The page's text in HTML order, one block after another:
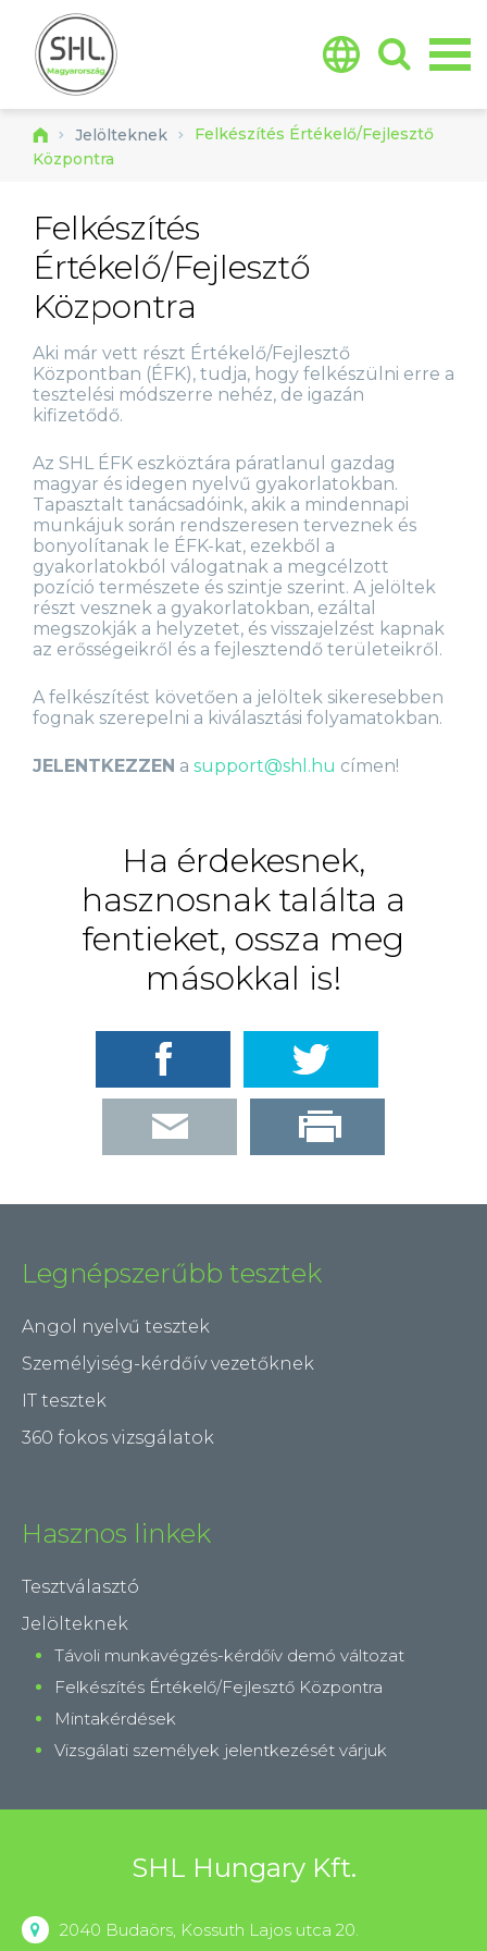
Jelölteknek
Felkészítés Értékelő/Fejlesztő
Központra
Felkészítés
Értékelő/Fejlesztő
Központra
Aki már vett részt Értékelő/Fejlesztő
Központban (ÉFK), tudja, hogy felkészülni erre a
tesztelési módszerre nehéz, de igazán
kifizetődő.
Az SHL ÉFK eszköztára páratlanul gazdag
magyar és idegen nyelvű gyakorlatokban.
Tapasztalt tanácsadóink, akik a mindennapi
munkájuk során rendszeresen terveznek és
bonyolítanak le ÉFK-kat, ezekből a
gyakorlatokból válogatnak a megcélzott
pozíció természete és szintje szerint. A jelöltek
részt vesznek a gyakorlatokban, ezáltal
megszokják a helyzetet, és visszajelzést kapnak
az erősségeikről és a fejlesztendő területeikről.
A felkészítést követően a jelöltek sikeresebben
fognak szerepelni a kiválasztási folyamatokban.
JELENTKEZZEN a support@shl.hu címen!
Ha érdekesnek,
hasznosnak találta a
fentieket, ossza meg
másokkal is!
Legnépszerűbb tesztek
Angol nyelvű tesztek
Személyiség-kérdőív vezetőknek
IT tesztek
360 fokos vizsgálatok
Hasznos linkek
Tesztválasztó
Jelölteknek
Távoli munkavégzés-kérdőív demó változat
Felkészítés Értékelő/Fejlesztő Központra
Mintakérdések
Vizsgálati személyek jelentkezését várjuk
SHL Hungary Kft.
2040 Budaörs, Kossuth Lajos utca 20.